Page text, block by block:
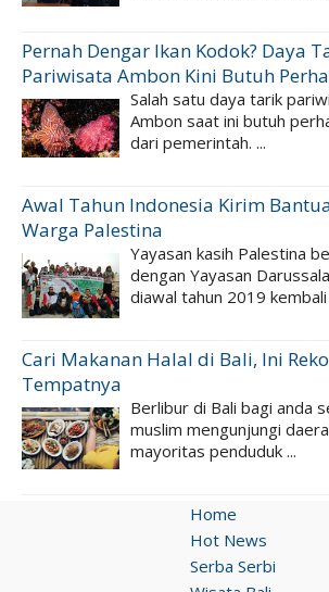
Pernah Dengar Ikan Kodok? Daya
Pariwisata Ambon Kini Butuh
Salah satu daya tarik
Ambon saat ini butuh
dari pemerintah. ...
Awal Tahun Indonesia Kirim
Warga Palestina
Yayasan kasih Palestina
dengan Yayasan
diawal tahun 2019 kembali
Cari Makanan Halal di Bali, Ini
Tempatnya
Berlibur di Bali bagi anda
muslim mengunjungi
mayoritas penduduk ...
Home
Hot News
Serba Serbi